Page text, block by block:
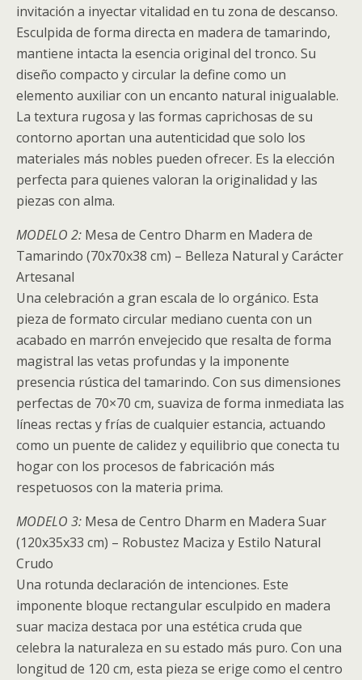
invitación a inyectar vitalidad en tu zona de descanso.
Esculpida de forma directa en madera de tamarindo,
mantiene intacta la esencia original del tronco. Su
diseño compacto y circular la define como un
elemento auxiliar con un encanto natural inigualable.
La textura rugosa y las formas caprichosas de su
contorno aportan una autenticidad que solo los
materiales más nobles pueden ofrecer. Es la elección
perfecta para quienes valoran la originalidad y las
piezas con alma.
MODELO 2: Mesa de Centro Dharm en Madera de
Tamarindo (70x70x38 cm) – Belleza Natural y Carácter
Artesanal
Una celebración a gran escala de lo orgánico. Esta
pieza de formato circular mediano cuenta con un
acabado en marrón envejecido que resalta de forma
magistral las vetas profundas y la imponente
presencia rústica del tamarindo. Con sus dimensiones
perfectas de 70×70 cm, suaviza de forma inmediata las
líneas rectas y frías de cualquier estancia, actuando
como un puente de calidez y equilibrio que conecta tu
hogar con los procesos de fabricación más
respetuosos con la materia prima.
MODELO 3: Mesa de Centro Dharm en Madera Suar
(120x35x33 cm) – Robustez Maciza y Estilo Natural
Crudo
Una rotunda declaración de intenciones. Este
imponente bloque rectangular esculpido en madera
suar maciza destaca por una estética cruda que
celebra la naturaleza en su estado más puro. Con una
longitud de 120 cm, esta pieza se erige como el centro